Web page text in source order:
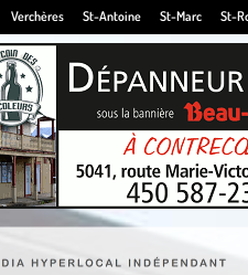
Verchères St-Antoine St-Marc St-